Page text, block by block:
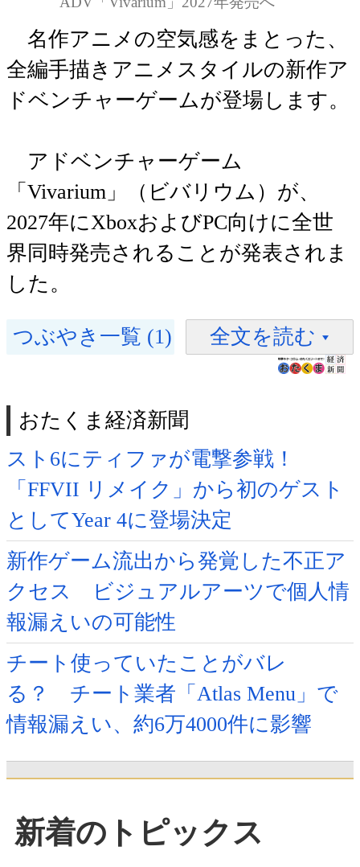
名作アニメの空気感をまとった、
全編手描きアニメスタイルの新作ア
ドベンチャーゲームが登場します。
アドベンチャーゲーム
「Vivarium」（ビバリウム）が、
2027年にXboxおよびPC向けに全世
界同時発売されることが発表されま
した。
つぶやき一覧 (1) 全文を読む
おたくま経済新聞
スト6にティファが電撃参戦！
「FFVII リメイク」から初のゲスト
としてYear 4に登場決定
新作ゲーム流出から発覚した不正ア
クセス ビジュアルアーツで個人情
報漏えいの可能性
チート使っていたことがバレ
る？ チート業者「Atlas Menu」で
情報漏えい、約6万4000件に影響
新着のトピックス